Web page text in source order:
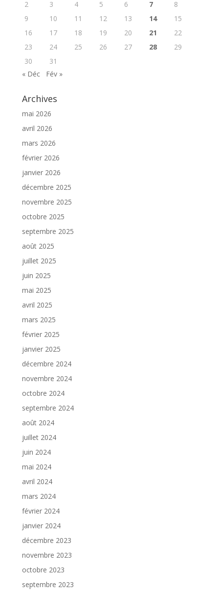
2
3 4 5 6 7
8
9
10 11 12 13 14
15
16
17 18 19 20 21
22
23
24 25 26 27 28
29
30
31
« Déc
Fév »
Archives
mai 2026
avril 2026
mars 2026
février 2026
janvier 2026
décembre 2025
novembre 2025
octobre 2025
septembre 2025
août 2025
juillet 2025
juin 2025
mai 2025
avril 2025
mars 2025
février 2025
janvier 2025
décembre 2024
novembre 2024
octobre 2024
septembre 2024
août 2024
juillet 2024
juin 2024
mai 2024
avril 2024
mars 2024
février 2024
janvier 2024
décembre 2023
novembre 2023
octobre 2023
septembre 2023